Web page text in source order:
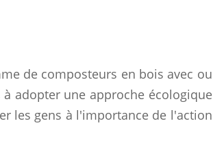
de composteurs en bois avec ou
à adopter une approche écologique
les gens à l'importance de l'action